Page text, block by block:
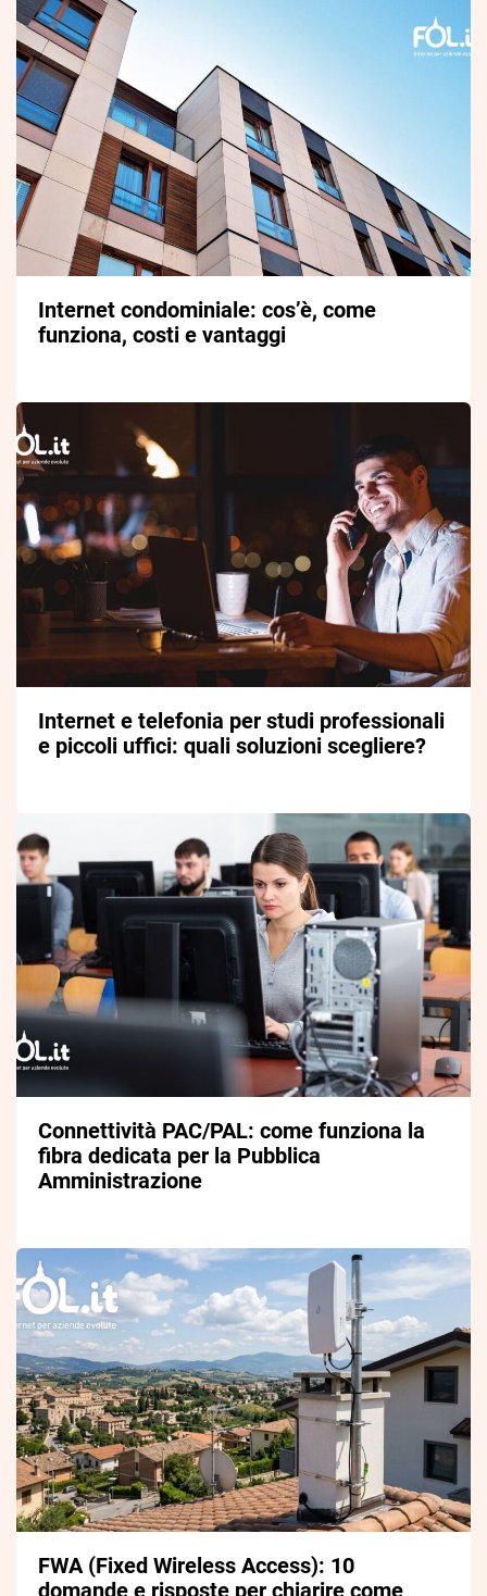
Internet condominiale: cos’è, come
funziona, costi e vantaggi
Internet e telefonia per studi professionali
e piccoli uffici: quali soluzioni scegliere?
Connettività PAC/PAL: come funziona la
fibra dedicata per la Pubblica
Amministrazione
FWA (Fixed Wireless Access): 10